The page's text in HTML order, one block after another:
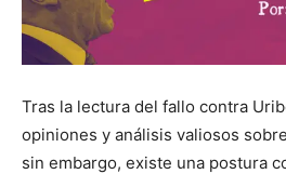
Tras la lectura del fallo contra
opiniones y análisis valiosos
sin embargo, existe una postura